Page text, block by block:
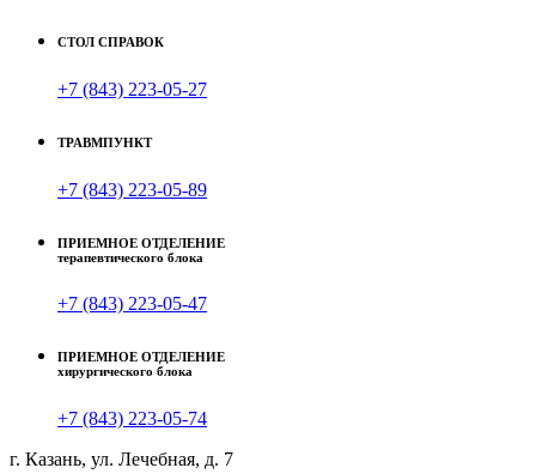
СТОЛ СПРАВОК
+7 (843) 223-05-27
ТРАВМПУНКТ
+7 (843) 223-05-89
ПРИЕМНОЕ ОТДЕЛЕНИЕ
терапевтического блока
+7 (843) 223-05-47
ПРИЕМНОЕ ОТДЕЛЕНИЕ
хирургического блока
+7 (843) 223-05-74
г. Казань, ул. Лечебная, д. 7